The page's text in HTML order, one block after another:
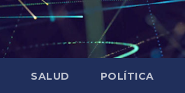
SALUD POLÍTICA